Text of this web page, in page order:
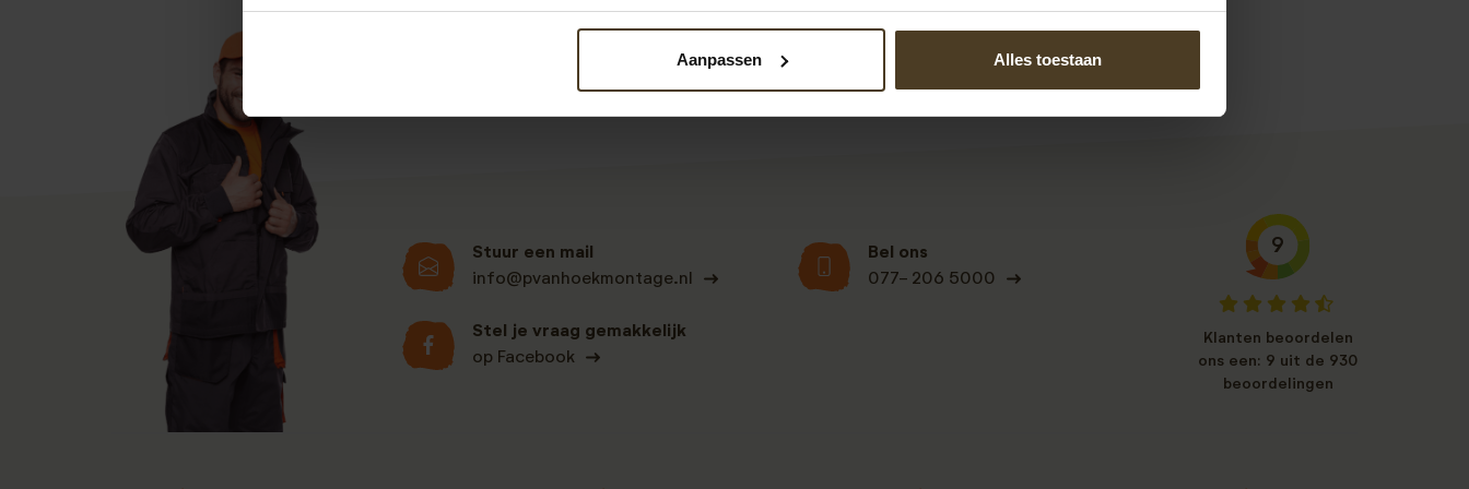
Aanpassen Alles toestaan
Stuur een mail
info@pvanhoekmontage.nl
Bel ons
077- 206 5000
Stel je vraag gemakkelijk
op Facebook
9
Klanten beoordelen
ons een: 9 uit de 930
beoordelingen